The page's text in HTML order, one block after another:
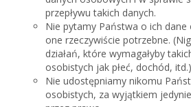
przepływu takich danych.
Nie pytamy Państwa o ich dane
one rzeczywiście potrzebne.
działań, które wymagałyby
osobistych jak płeć, dochód, itd.)
Nie udostępniamy nikomu
osobistych, za wyjątkiem